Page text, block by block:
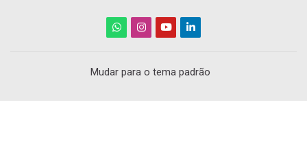
Mudar para o tema padrão